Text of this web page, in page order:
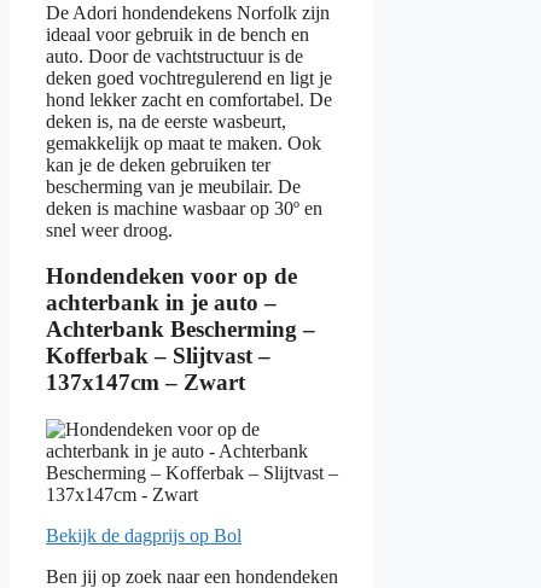
De Adori hondendekens Norfolk zijn
ideaal voor gebruik in de bench en
auto. Door de vachtstructuur is de
deken goed vochtregulerend en ligt je
hond lekker zacht en comfortabel. De
deken is, na de eerste wasbeurt,
gemakkelijk op maat te maken. Ook
kan je de deken gebruiken ter
bescherming van je meubilair. De
deken is machine wasbaar op 30º en
snel weer droog.
Hondendeken voor op de
achterbank in je auto –
Achterbank Bescherming –
Kofferbak – Slijtvast –
137x147cm – Zwart
Bekijk de dagprijs op Bol
Ben jij op zoek naar een hondendeken